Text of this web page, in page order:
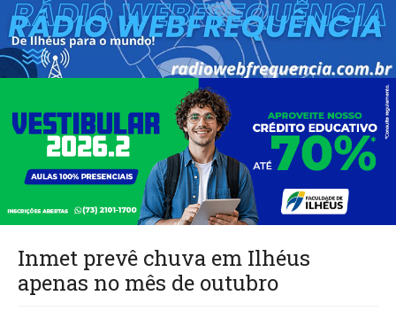
Inmet prevê chuva em Ilhéus
apenas no mês de outubro